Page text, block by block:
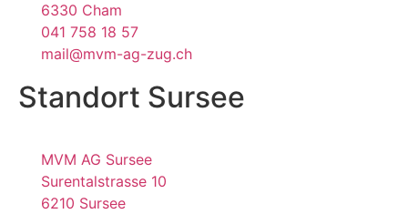
6330 Cham
041 758 18 57
mail@mvm-ag-zug.ch
Standort Sursee
MVM AG Sursee
Surentalstrasse 10
6210 Sursee